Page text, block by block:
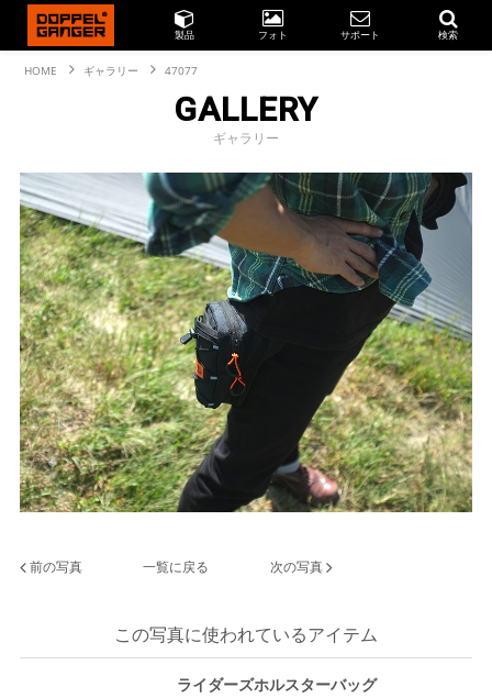
製品 フォト サポート 検索
HOME ギャラリー 47077
GALLERY
ギャラリー
前の写真 一覧に戻る 次の写真
この写真に使われているアイテム
ライダーズホルスターバッグ